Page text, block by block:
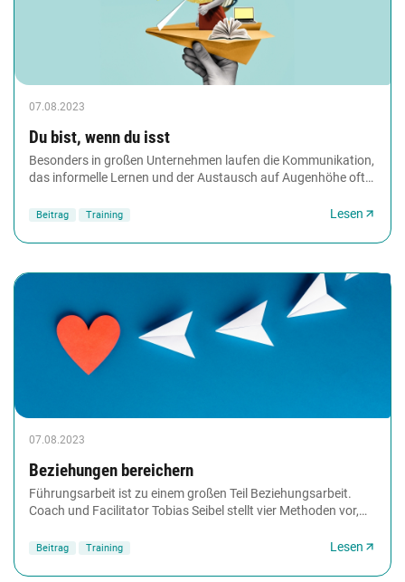
07.08.2023
Du bist, wenn du isst
Besonders in großen Unternehmen laufen die Kommunikation,
das informelle Lernen und der Austausch auf Augenhöhe oft
Beitrag Training Lesen
07.08.2023
Beziehungen bereichern
Führungsarbeit ist zu einem großen Teil Beziehungsarbeit.
Coach und Facilitator Tobias Seibel stellt vier Methoden vor,
Beitrag Training Lesen